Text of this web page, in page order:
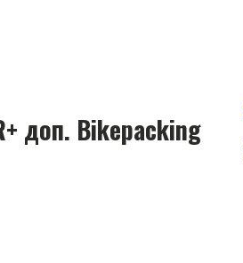
доп. Bikepacking